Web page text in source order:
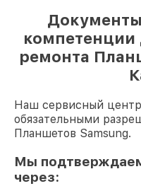
компетенции
ремонта
Наш сервисный
обязательными
Планшетов Samsung.
Мы
через: